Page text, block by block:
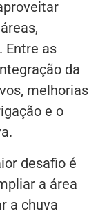
Entre as
da
melhorias
e o
desafio é
a área
a chuva